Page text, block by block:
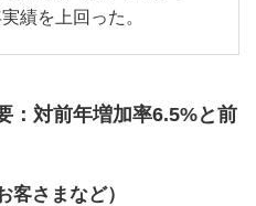
績を上回った。
：対前年増加率6.5%と前
客さまなど）